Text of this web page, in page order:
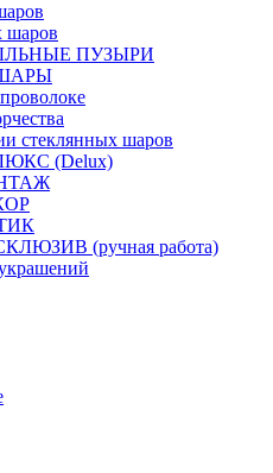
шаров
ПУЗЫРИ
ШАРЫ
стеклянных шаров
(Delux)
(ручная работа)